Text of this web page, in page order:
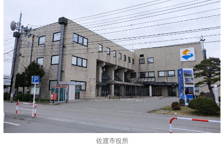
佐渡市役所